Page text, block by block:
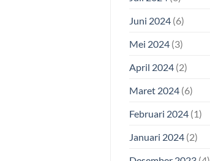
Juni 2024(6)
Mei 2024(3)
April 2024(2)
Maret 2024(6)
Februari 2024(1)
Januari 2024(2)